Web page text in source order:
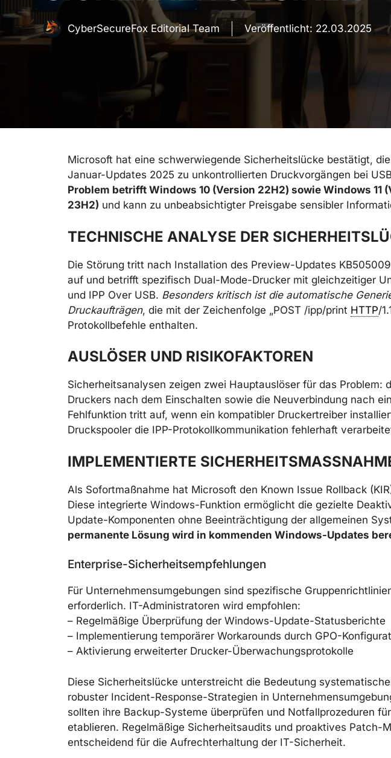
CyberSecureFox Editorial Team Veröffentlicht: 22.03.2025
Microsoft hat eine schwerwiegende Sicherheitslücke bestätigt,
Januar-Updates 2025 zu unkontrollierten Druckvorgängen bei
Problem betrifft Windows 10 (Version 22H2) sowie Windows 11
23H2) und kann zu unbeabsichtigter Preisgabe sensibler
TECHNISCHE ANALYSE DER
Die Störung tritt nach Installation des Preview-Updates
auf und betrifft spezifisch Dual-Mode-Drucker mit gleichzeitiger
und IPP Over USB. Besonders kritisch ist die automatische
Druckaufträgen, die mit der Zeichenfolge „POST /ipp/print HTTP/
Protokollbefehle enthalten.
AUSLÖSER UND RISIKOFAKTOREN
Sicherheitsanalysen zeigen zwei Hauptauslöser für das Problem:
Druckers nach dem Einschalten sowie die Neuverbindung nach
Fehlfunktion tritt auf, wenn ein kompatibler Druckertreiber
Druckspooler die IPP-Protokollkommunikation fehlerhaft
IMPLEMENTIERTE
Als Sofortmaßnahme hat Microsoft den Known Issue Rollback
Diese integrierte Windows-Funktion ermöglicht die gezielte
Update-Komponenten ohne Beeinträchtigung der allgemeinen
permanente Lösung wird in kommenden Windows-Updates
Enterprise-Sicherheitsempfehlungen
Für Unternehmensumgebungen sind spezifische
erforderlich. IT-Administratoren wird empfohlen:
– Regelmäßige Überprüfung der Windows-Update-Statusberichte
– Implementierung temporärer Workarounds durch GPO-
– Aktivierung erweiterter Drucker-Überwachungsprotokolle
Diese Sicherheitslücke unterstreicht die Bedeutung
robuster Incident-Response-Strategien in
sollten ihre Backup-Systeme überprüfen und Notfallprozeduren
etablieren. Regelmäßige Sicherheitsaudits und proaktives Patch-
entscheidend für die Aufrechterhaltung der IT-Sicherheit.